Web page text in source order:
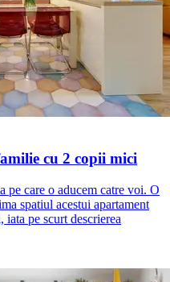
cu 2 copii mici
pe care o aducem catre voi. O
spatiul acestui apartament
pe scurt descrierea